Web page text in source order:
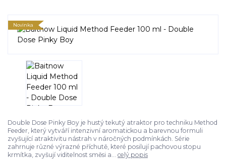
Novinka
Double Dose Pinky Boy je hustý tekutý atraktor pro techniku Method
Feeder, který vytváří intenzivní aromatickou a barevnou formuli
zvyšující atraktivitu nástrah v náročných podmínkách. Série
zahrnuje různé výrazné příchutě, které posilují pachovou stopu
krmítka, zvyšují viditelnost směsi a... celý popis